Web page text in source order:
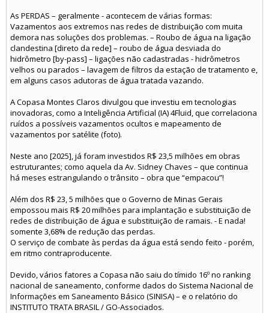
As PERDAS – geralmente - acontecem de várias formas:
Vazamentos aos extremos nas redes de distribuição com muita
demora nas soluções dos problemas. – Roubo de água na ligação
clandestina [direto da rede] – roubo de água desviada do
hidrômetro [by-pass] – ligações não cadastradas - hidrômetros
velhos ou parados – lavagem de filtros da estação de tratamento e,
em alguns casos adutoras de água tratada vazando.
A Copasa Montes Claros divulgou que investiu em tecnologias
inovadoras, como a Inteligência Artificial (IA) 4Fluid, que correlaciona
ruídos a possíveis vazamentos ocultos e mapeamento de
vazamentos por satélite (foto).
Neste ano [2025], já foram investidos R$ 23,5 milhões em obras
estruturantes; como aquela da Av. Sidney Chaves – que continua
há meses estrangulando o trânsito – obra que “empacou”!
Além dos R$ 23, 5 milhões que o Governo de Minas Gerais
empossou mais R$ 20 milhões para implantação e substituição de
redes de distribuição de água e substituição de ramais. - E nada!
somente 3,68% de redução das perdas.
O serviço de combate às perdas da água está sendo feito - porém,
em ritmo contraproducente.
Devido, vários fatores a Copasa não saiu do tímido 16º no ranking
nacional de saneamento, conforme dados do Sistema Nacional de
Informações em Saneamento Básico (SINISA) – e o relatório do
INSTITUTO TRATA BRASIL / GO-Associados.